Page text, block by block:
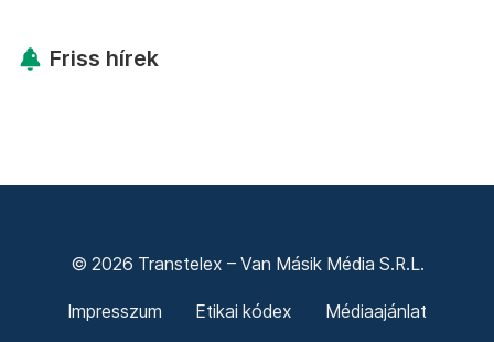
Friss hírek
© 2026 Transtelex – Van Másik Média S.R.L.
Impresszum Etikai kódex Médiaajánlat